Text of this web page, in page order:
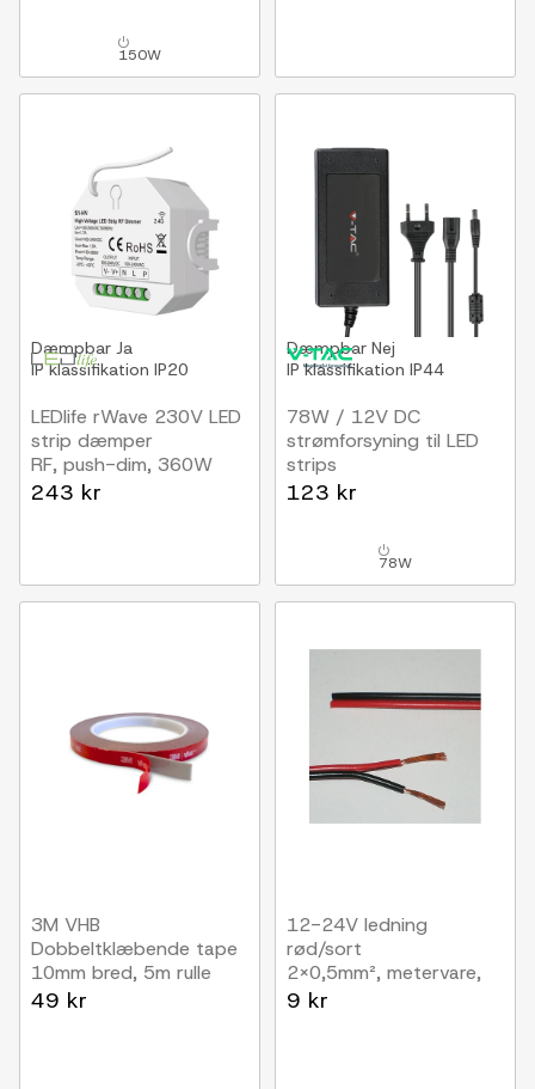
150W
Dæmpbar Ja
IP klassifikation IP20
LEDlife rWave 230V LED
strip dæmper
RF, push-dim, 360W
243 kr
Dæmpbar Nej
IP klassifikation IP44
78W / 12V DC
strømforsyning til LED
strips
6.5A, IP44 vådrum
123 kr
78W
3M VHB
Dobbeltklæbende tape
10mm bred, 5m rulle
49 kr
12-24V ledning
rød/sort
2x0,5mm², metervare,
min. 5 meter
9 kr